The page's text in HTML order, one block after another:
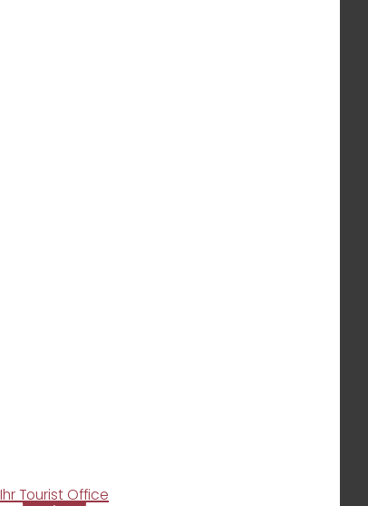
Ihr Tourist Office